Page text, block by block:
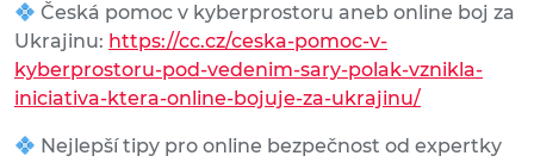
Česká pomoc v kyberprostoru aneb online boj za
Ukrajinu: https://cc.cz/ceska-pomoc-v-
kyberprostoru-pod-vedenim-sary-polak-vznikla-
iniciativa-ktera-online-bojuje-za-ukrajinu/
Nejlepší tipy pro online bezpečnost od expertky